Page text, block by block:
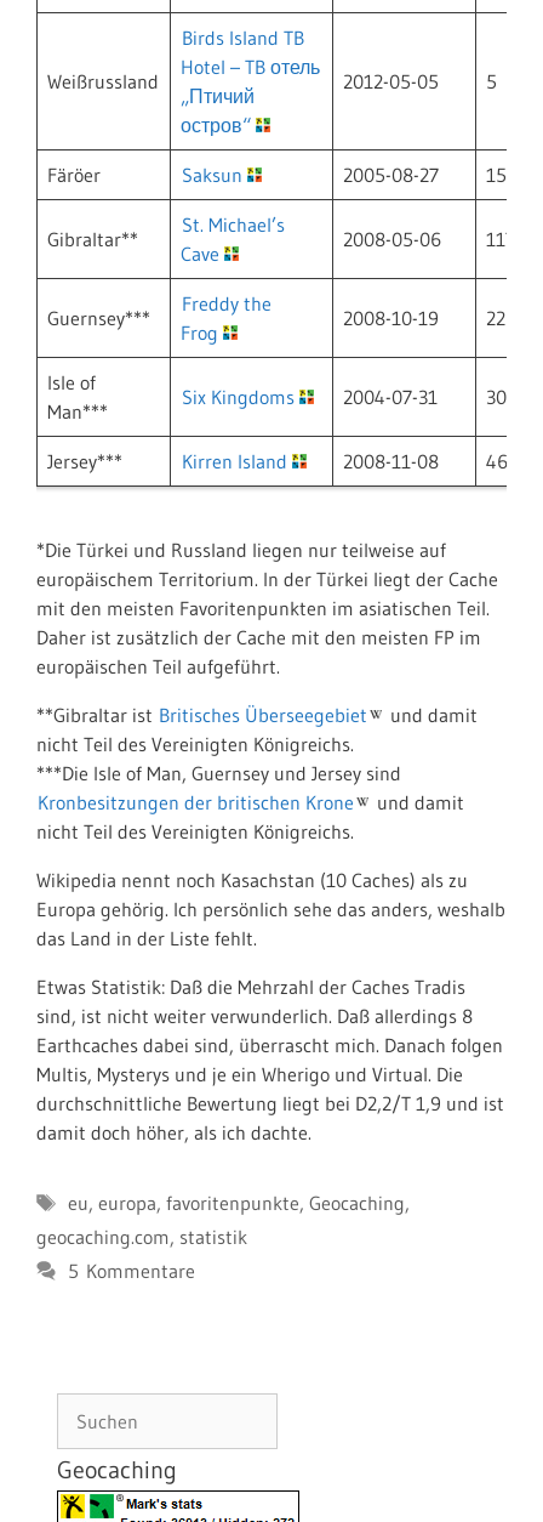
Weißrussland
Birds Island TB
Hotel – TB отель
„Птичий
остров“
2012-05-05 5
Färöer Saksun 2005-08-27 15
Gibraltar**
St. Michael’s
Cave
2008-05-06 117
Guernsey***
Freddy the
Frog
2008-10-19 22
Isle of
Man***
Six Kingdoms 2004-07-31 30
Jersey*** Kirren Island 2008-11-08 46
*Die Türkei und Russland liegen nur teilweise auf
europäischem Territorium. In der Türkei liegt der Cache
mit den meisten Favoritenpunkten im asiatischen Teil.
Daher ist zusätzlich der Cache mit den meisten FP im
europäischen Teil aufgeführt.
**Gibraltar ist Britisches Überseegebiet
und damit
nicht Teil des Vereinigten Königreichs.
***Die Isle of Man, Guernsey und Jersey sind
Kronbesitzungen der britischen Krone
und damit
nicht Teil des Vereinigten Königreichs.
Wikipedia nennt noch Kasachstan (10 Caches) als zu
Europa gehörig. Ich persönlich sehe das anders, weshalb
das Land in der Liste fehlt.
Etwas Statistik: Daß die Mehrzahl der Caches Tradis
sind, ist nicht weiter verwunderlich. Daß allerdings 8
Earthcaches dabei sind, überrascht mich. Danach folgen
Multis, Mysterys und je ein Wherigo und Virtual. Die
durchschnittliche Bewertung liegt bei D2,2/T 1,9 und ist
damit doch höher, als ich dachte.
Schlagwörter
eu, europa, favoritenpunkte, Geocaching,
geocaching.com, statistik
5 Kommentare
Geocaching